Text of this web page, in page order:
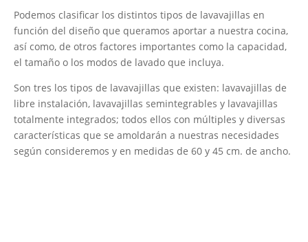
Podemos clasificar los distintos tipos de lavavajillas en
función del diseño que queramos aportar a nuestra cocina,
así como, de otros factores importantes como la capacidad,
el tamaño o los modos de lavado que incluya.
Son tres los tipos de lavavajillas que existen: lavavajillas de
libre instalación, lavavajillas semintegrables y lavavajillas
totalmente integrados; todos ellos con múltiples y diversas
características que se amoldarán a nuestras necesidades
según consideremos y en medidas de 60 y 45 cm. de ancho.